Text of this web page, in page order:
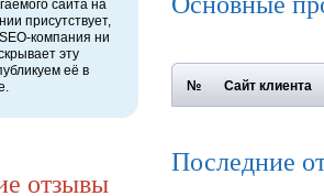
сайта на
присутствует,
компания ни
эту
её в
отзывы
№ Сайт клиента
Последние